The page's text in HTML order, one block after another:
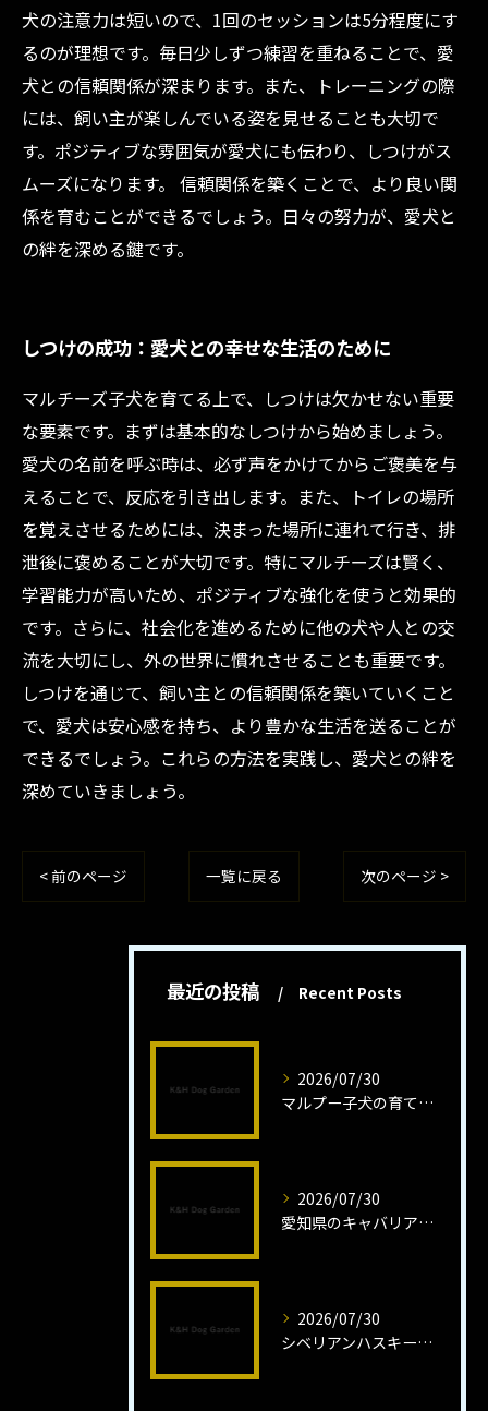
犬の注意力は短いので、1回のセッションは5分程度にす
るのが理想です。毎日少しずつ練習を重ねることで、愛
犬との信頼関係が深まります。また、トレーニングの際
には、飼い主が楽しんでいる姿を見せることも大切で
す。ポジティブな雰囲気が愛犬にも伝わり、しつけがス
ムーズになります。 信頼関係を築くことで、より良い関
係を育むことができるでしょう。日々の努力が、愛犬と
の絆を深める鍵です。
しつけの成功：愛犬との幸せな生活のために
マルチーズ子犬を育てる上で、しつけは欠かせない重要
な要素です。まずは基本的なしつけから始めましょう。
愛犬の名前を呼ぶ時は、必ず声をかけてからご褒美を与
えることで、反応を引き出します。また、トイレの場所
を覚えさせるためには、決まった場所に連れて行き、排
泄後に褒めることが大切です。特にマルチーズは賢く、
学習能力が高いため、ポジティブな強化を使うと効果的
です。さらに、社会化を進めるために他の犬や人との交
流を大切にし、外の世界に慣れさせることも重要です。
しつけを通じて、飼い主との信頼関係を築いていくこと
で、愛犬は安心感を持ち、より豊かな生活を送ることが
できるでしょう。これらの方法を実践し、愛犬との絆を
深めていきましょう。
< 前のページ 一覧に戻る 次のページ >
最近の投稿 Recent Posts
2026/07/30
マルプー子犬の育て方と魅力解説
2026/07/30
愛知県のキャバリア子犬の魅力秘話
2026/07/30
シベリアンハスキー子犬の魅力と飼育法